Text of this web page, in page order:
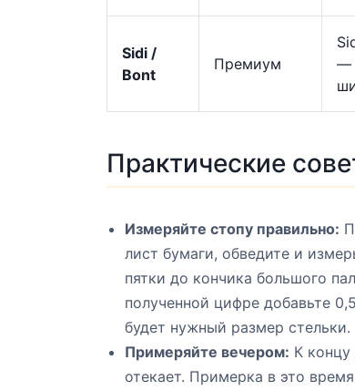
Sidi /
Bont
Премиум
—
Практические
Измеряйте стопу правильно:
лист бумаги, обведите и
пятки до кончика большого
полученной цифре добавьте
будет нужный размер стельки.
Примеряйте вечером: К концу
отекает. Примерка в это